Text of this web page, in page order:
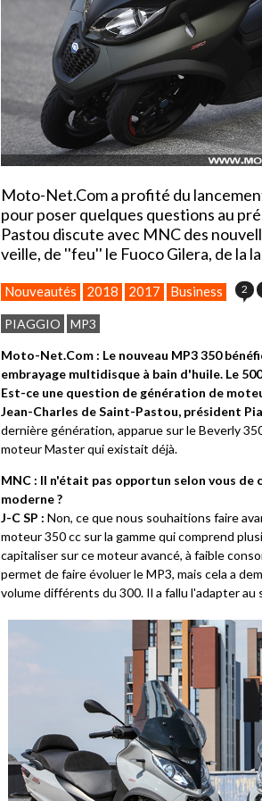
Moto-Net.Com a profité du
pour poser quelques questions au
Pastou discute avec MNC des
veille, de ''feu'' le Fuoco Gilera, de la
Nouveautés 2018 2017 Business 2
PIAGGIO MP3
Moto-Net.Com : Le nouveau MP3 350
embrayage multidisque à bain d'huile. Le
Est-ce une question de génération de
Jean-Charles de Saint-Pastou, président
dernière génération, apparue sur le Beverly
moteur Master qui existait déjà.
MNC : Il n'était pas opportun selon vous de
moderne ?
J-C SP : Non, ce que nous souhaitions faire
moteur 350 cc sur la gamme qui comprend
capitaliser sur ce moteur avancé, à faible
permet de faire évoluer le MP3, mais cela a
volume différents du 300. Il a fallu l'adapter